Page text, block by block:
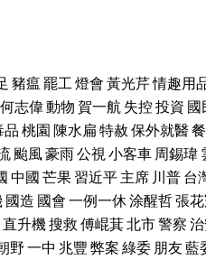
豬瘟罷工燈會黃光芹情趣用
何志偉動物賀一航失控投資 國
品桃園陳水扁特赦保外就醫
颱風豪雨公視小客車周錫瑋
中國芒果習近平主席 川普台
國造 國會一例一休涂醒哲張
直升機搜救傅崐萁北市警察
野一中 兆豐弊案綠委朋友藍